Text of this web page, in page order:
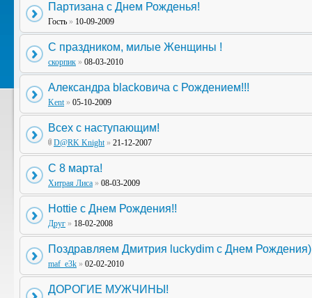
Партизана с Днем Рожденья!
Гость » 10-09-2009
С праздником, милые Женщины !
скорпик » 08-03-2010
Александра blackовича с Рождением!!!
Kent » 05-10-2009
Всех с наступающим!
D@RK Knight » 21-12-2007
С 8 марта!
Хитрая Лиса » 08-03-2009
Hottie c Днем Рождения!!
Друг » 18-02-2008
Поздравляем Дмитрия luckydim с Днем Рождения)
maf_e3k » 02-02-2010
ДОРОГИЕ МУЖЧИНЫ!